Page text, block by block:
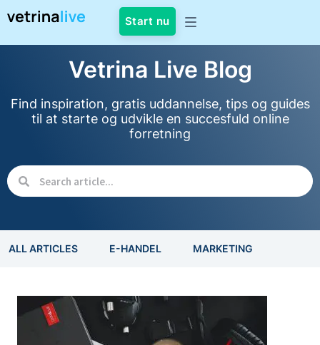
Start nu
Vetrina Live Blog
Find inspiration, gratis uddannelse, tips og guides
til at starte og udvikle en succesfuld online
forretning
ALL ARTICLES E-HANDEL MARKETING